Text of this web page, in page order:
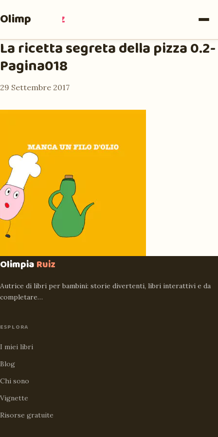
Olimpia Ruiz
La ricetta segreta della pizza 0.2-
Pagina018
29 Settembre 2017
OlimpiaRuiz
Autrice di libri per bambini: storie divertenti, libri interattivi e da
completare…
ESPLORA
I miei libri
Blog
Chi sono
Vignette
Risorse gratuite